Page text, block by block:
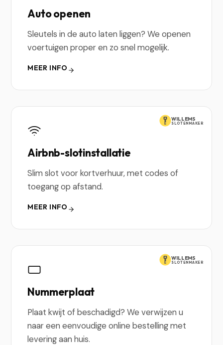
Auto openen
Sleutels in de auto laten liggen? We openen
voertuigen proper en zo snel mogelijk.
MEER INFO
WILLEMS
SLOTENMAKER
Airbnb-slotinstallatie
Slim slot voor kortverhuur, met codes of
toegang op afstand.
MEER INFO
WILLEMS
SLOTENMAKER
Nummerplaat
Plaat kwijt of beschadigd? We verwijzen u
naar een eenvoudige online bestelling met
levering aan huis.